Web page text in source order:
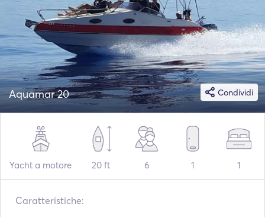
Condividi
Aquamar 20
Yacht a motore 20 ft 6 1 1
Caratteristiche: